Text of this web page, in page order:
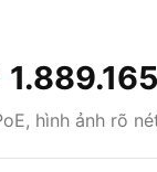
Giá
gốc
là:
2.414.900
1.889.165
hình ảnh rõ